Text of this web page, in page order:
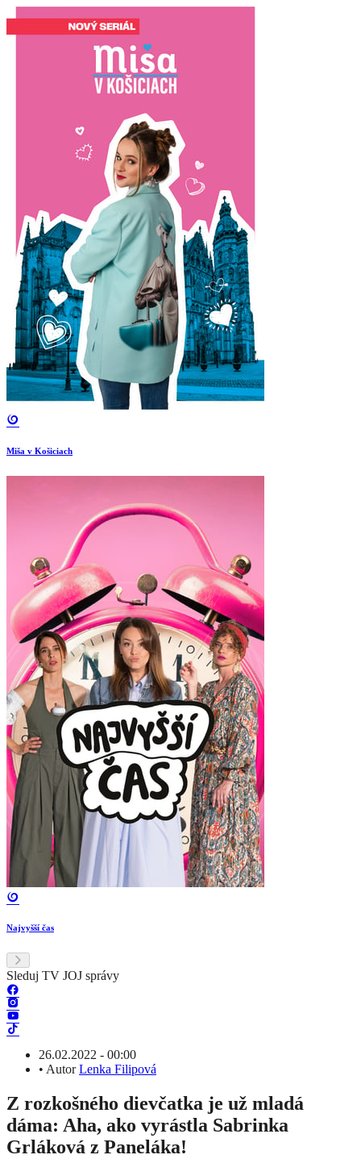
Miša v Košiciach
Najvyšší čas
Sleduj TV JOJ správy
26.02.2022 - 00:00
• AutorLenka Filipová
Z rozkošného dievčatka je už mladá
dáma: Aha, ako vyrástla Sabrinka
Grláková z Paneláka!